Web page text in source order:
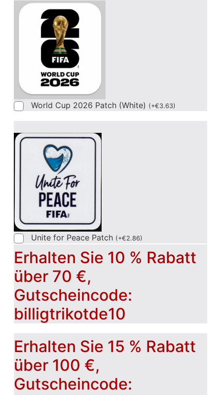
World Cup 2026 Patch (White) (+€3.63)
Unite for Peace Patch (+€2.86)
Erhalten Sie 10 % Rabatt
über 70 €,
Gutscheincode:
billigtrikotde10
Erhalten Sie 15 % Rabatt
über 100 €,
Gutscheincode: